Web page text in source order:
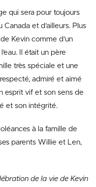
qui sera pour toujours
et d’ailleurs. Plus
Kevin comme d’un
Il était un père
très spéciale et une
admiré et aimé
esprit vif et son sens de
et son intégrité.
à la famille de
parents Willie et Len,
de la vie de Kevin